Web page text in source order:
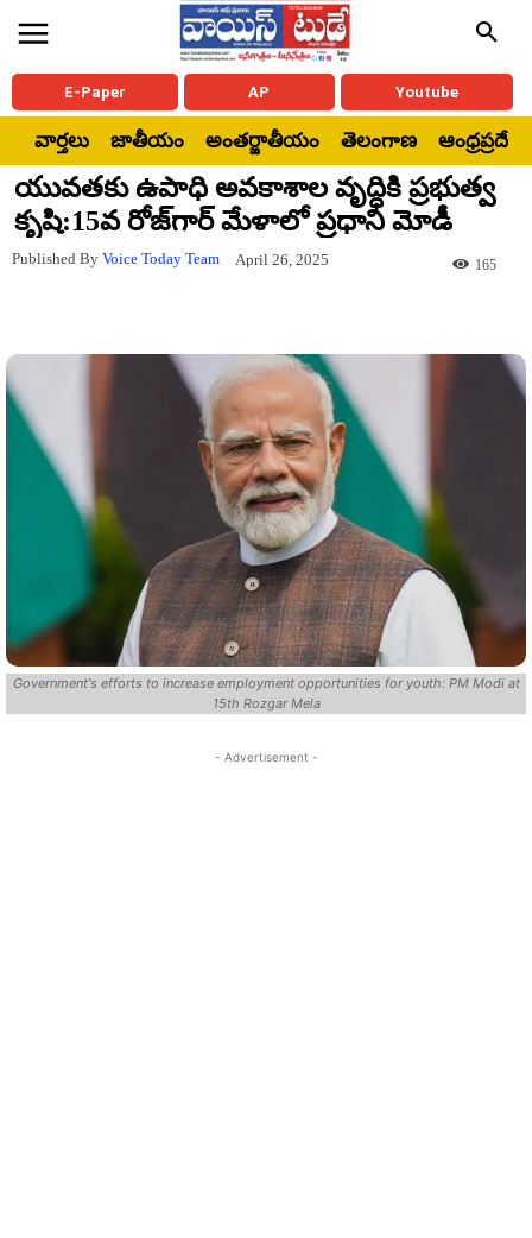
E-Paper AP Youtube
వార్తలు జాతీయం అంతర్జాతీయం తెలంగాణ ఆంధ్రప్రదేశ్
యువతకు ఉపాధి అవకాశాల వృద్ధికి ప్రభుత్వ
కృషి:15వ రోజ్‌గార్ మేళాలో ప్రధాని మోడీ
Published By Voice Today Team April 26, 2025 165
Government's efforts to increase employment opportunities for youth: PM Modi at
15th Rozgar Mela
- Advertisement -